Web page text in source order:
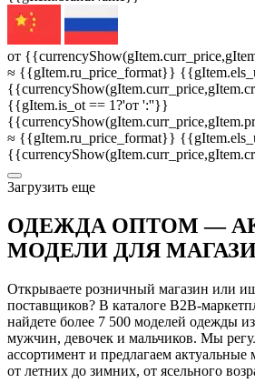
от
≈ {{gItem.ru_price_format}}
{{gItem.is_ot == 1?'от ':''}}
≈ {{gItem.ru_price_format}}
3агрузить еще
ОДЕЖДА ОПТОМ —
МОДЕЛИ ДЛЯ
Открываете розничный магазин или
поставщиков? В каталоге B2B-
найдете более 7 500 моделей одежды
мужчин, девочек и мальчиков. Мы
ассортимент и предлагаем
от летних до зимних, от ясельного